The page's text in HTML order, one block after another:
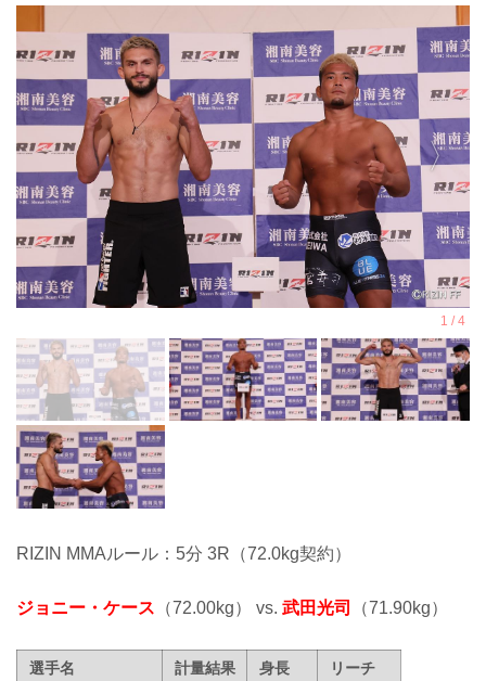
RIZIN MMAルール：5分 3R（72.0kg契約）
ジョニー・ケース （72.00kg） vs. 武田光司 （71.90kg）
選手名 計量結果 身長
リーチ